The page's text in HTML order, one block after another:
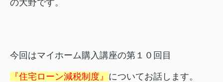
の大野です。
今回はマイホーム購入講座の第１０回目
『住宅ローン減税制度』 についてお話します。